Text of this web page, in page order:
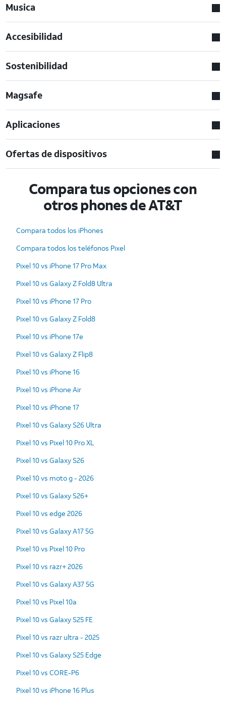
Musica
Accesibilidad
Sostenibilidad
Magsafe
Aplicaciones
Ofertas de dispositivos
Compara tus opciones con
otros phones de AT&T
Compara todos los iPhones
Compara todos los teléfonos Pixel
Pixel 10 vs iPhone 17 Pro Max
Pixel 10 vs Galaxy Z Fold8 Ultra
Pixel 10 vs iPhone 17 Pro
Pixel 10 vs Galaxy Z Fold8
Pixel 10 vs iPhone 17e
Pixel 10 vs Galaxy Z Flip8
Pixel 10 vs iPhone 16
Pixel 10 vs iPhone Air
Pixel 10 vs iPhone 17
Pixel 10 vs Galaxy S26 Ultra
Pixel 10 vs Pixel 10 Pro XL
Pixel 10 vs Galaxy S26
Pixel 10 vs moto g - 2026
Pixel 10 vs Galaxy S26+
Pixel 10 vs edge 2026
Pixel 10 vs Galaxy A17 5G
Pixel 10 vs Pixel 10 Pro
Pixel 10 vs razr+ 2026
Pixel 10 vs Galaxy A37 5G
Pixel 10 vs Pixel 10a
Pixel 10 vs Galaxy S25 FE
Pixel 10 vs razr ultra - 2025
Pixel 10 vs Galaxy S25 Edge
Pixel 10 vs CORE-P6
Pixel 10 vs iPhone 16 Plus